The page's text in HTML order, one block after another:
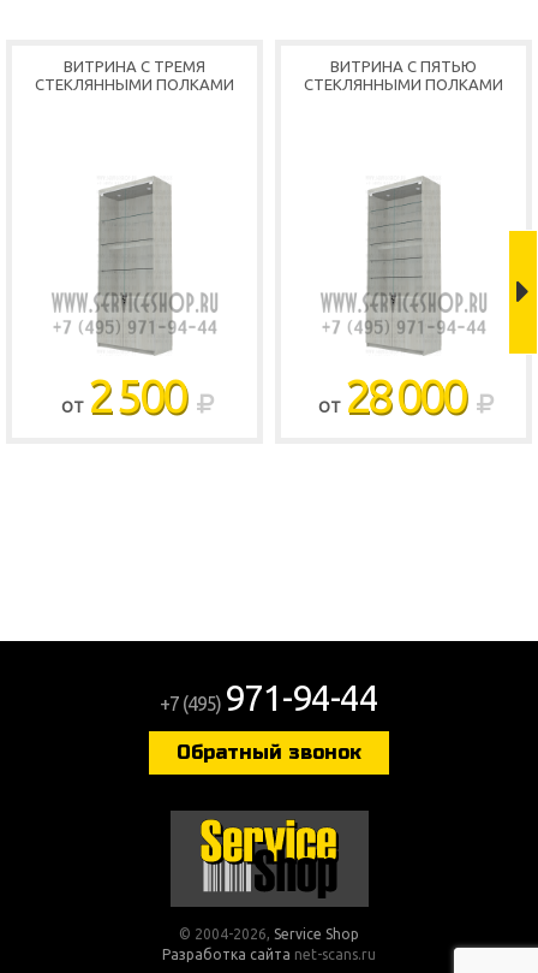
ВИТРИНА С ТРЕМЯ
СТЕКЛЯННЫМИ ПОЛКАМИ
ОТ 2 500
ВИТРИНА С ПЯТЬЮ
СТЕКЛЯННЫМИ ПОЛКАМИ
ОТ 28 000
+7 (495) 971-94-44
Обратный звонок
© 2004-2026, Service Shop
Разработка сайта net-scans.ru